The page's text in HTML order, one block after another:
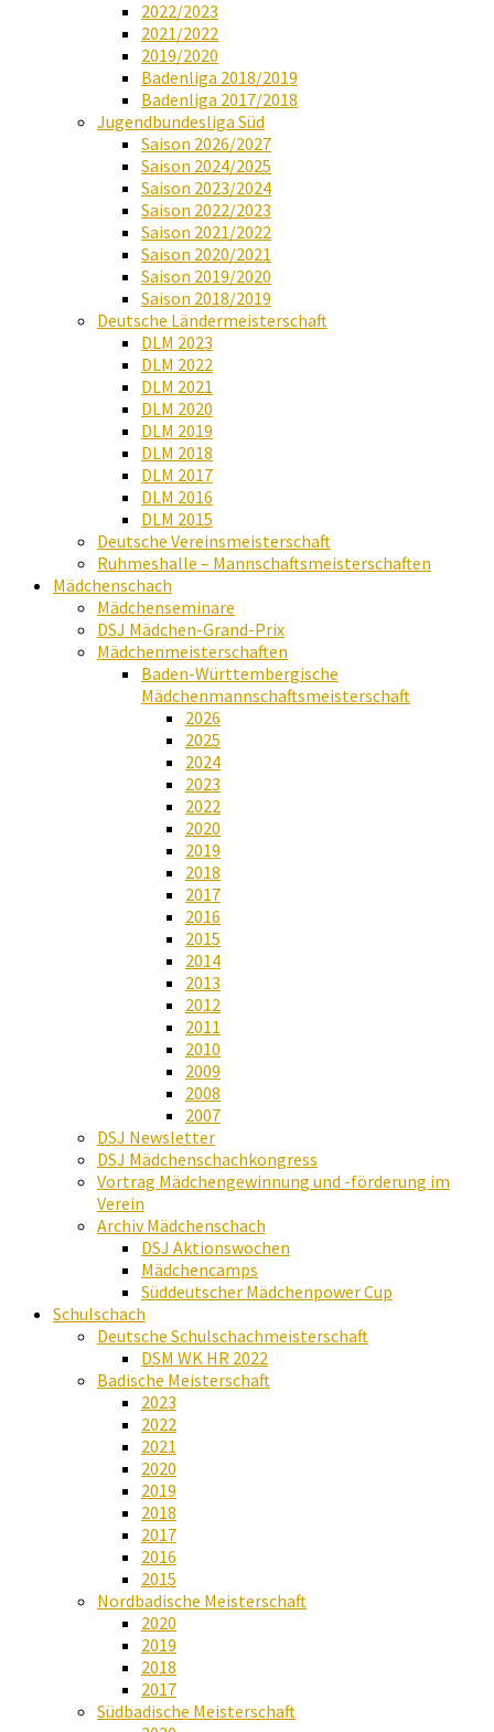
2022/2023
2021/2022
2019/2020
Badenliga 2018/2019
Badenliga 2017/2018
Jugendbundesliga Süd
Saison 2026/2027
Saison 2024/2025
Saison 2023/2024
Saison 2022/2023
Saison 2021/2022
Saison 2020/2021
Saison 2019/2020
Saison 2018/2019
Deutsche Ländermeisterschaft
DLM 2023
DLM 2022
DLM 2021
DLM 2020
DLM 2019
DLM 2018
DLM 2017
DLM 2016
DLM 2015
Deutsche Vereinsmeisterschaft
Ruhmeshalle – Mannschaftsmeisterschaften
Mädchenschach
Mädchenseminare
DSJ Mädchen-Grand-Prix
Mädchenmeisterschaften
Baden-Württembergische
Mädchenmannschaftsmeisterschaft
2026
2025
2024
2023
2022
2020
2019
2018
2017
2016
2015
2014
2013
2012
2011
2010
2009
2008
2007
DSJ Newsletter
DSJ Mädchenschachkongress
Vortrag Mädchengewinnung und -förderung im
Verein
Archiv Mädchenschach
DSJ Aktionswochen
Mädchencamps
Süddeutscher Mädchenpower Cup
Schulschach
Deutsche Schulschachmeisterschaft
DSM WK HR 2022
Badische Meisterschaft
2023
2022
2021
2020
2019
2018
2017
2016
2015
Nordbadische Meisterschaft
2020
2019
2018
2017
Südbadische Meisterschaft